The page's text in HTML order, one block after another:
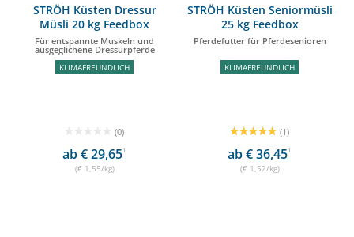
STRÖH Küsten Dressur
Müsli 20 kg Feedbox
Für entspannte Muskeln und
ausgeglichene Dressurpferde
KLIMAFREUNDLICH
(0)
ab € 29,651
(€ 1,55/kg)
STRÖH Küsten Seniormüsli
25 kg Feedbox
Pferdefutter für Pferdesenioren
KLIMAFREUNDLICH
(1)
ab € 36,451
(€ 1,52/kg)